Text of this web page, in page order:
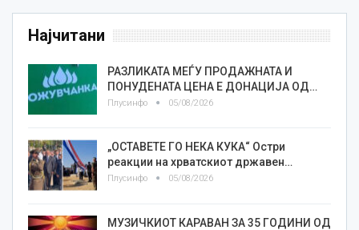
Најчитани
РАЗЛИКАТА МЕЃУ ПРОДАЖНАТА И
ПОНУДЕНАТА ЦЕНА Е ДОНАЦИЈА ОД…
Плусинфо 05/08/2026
„ОСТАВЕТЕ ГО НЕКА КУКА“ Остри
реакции на хрватскиот државен…
Плусинфо 05/08/2026
МУЗИЧКИОТ КАРАВАН ЗА 35 ГОДИНИ ОД